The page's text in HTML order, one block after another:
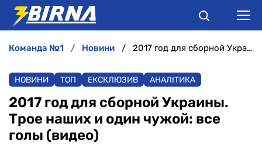
АНАЛІТИКА
ІНТЕРВ'Ю
команда №1 новини 2017 год для сборной Украины. Трое наших и один чужой: все голы (видео)
НОВИНИ ТОП ЕКСКЛЮЗИВ АНАЛІТИКА
2017 год для сборной Украины.
Трое наших и один чужой: все
голы (видео)